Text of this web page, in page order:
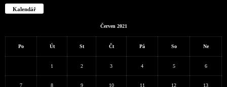
Kalendář
Červen 2021
Po Út St Čt Pá So Ne
1 2 3 4 5 6
7 8 9 10 11 12 13